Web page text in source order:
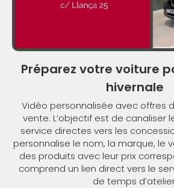
Préparez votre voiture
hivernale
Vidéo personnalisée avec offres
vente. L’objectif est de canaliser
service directes vers les
personnalise le nom, la marque, le
des produits avec leur prix
comprend un lien direct vers le
de temps